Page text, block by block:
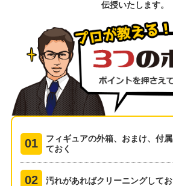
伝授いたします。
フィギュアの外箱、おまけ、付
ておく
汚れがあればクリーニングしてお